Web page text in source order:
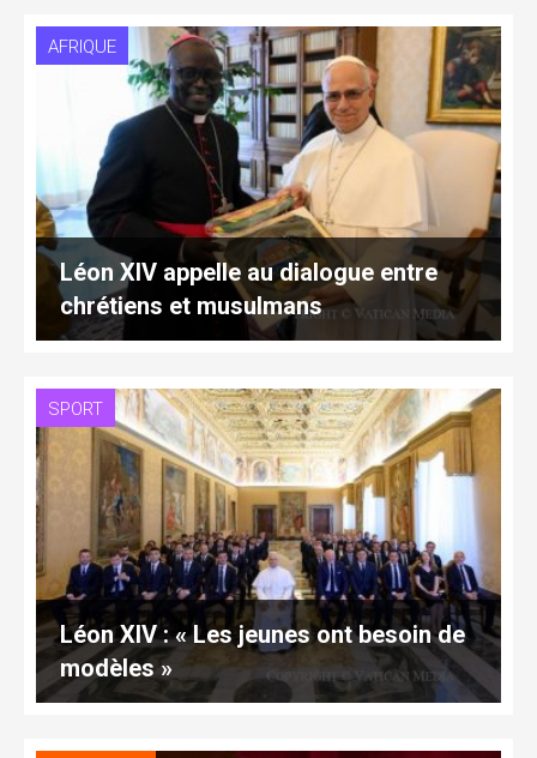
AFRIQUE
Léon XIV appelle au dialogue entre
chrétiens et musulmans
SPORT
Léon XIV : « Les jeunes ont besoin de
modèles »